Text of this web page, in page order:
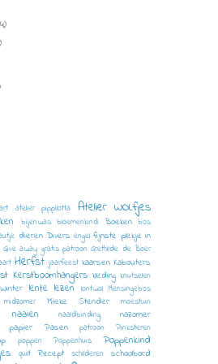
atelier pippilotta
Atelier WOLfjes
bijenwas bloemenkind Boeken bos
dieren Divers engel fijnste plekje in
Give away gratis patroon Grethilde de Boer
Herfst jaarfeest kaarsen Kabouters
Kerstboomhangers kleding knutselen
lente lezen lontwol Mensingebos
midzomer Mieke Stender moestuin
naaien naaldbinding nazomer
papier Pasen patroon Pinksteren
poppen Poppenhuis
Poppenkind
quilt Recept schilderen schoolbord